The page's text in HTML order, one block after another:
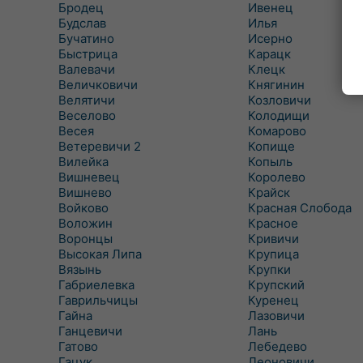
Бродец
Будслав
Бучатино
Быстрица
Валевачи
Величковичи
Велятичи
Веселово
Весея
Ветеревичи 2
Вилейка
Вишневец
Вишнево
Войково
Воложин
Воронцы
Высокая Липа
Вязынь
Габриелевка
Гаврильчицы
Гайна
Ганцевичи
Гатово
Ивенец
Илья
Исерно
Карацк
Клецк
Княгинин
Козловичи
Колодищи
Комарово
Копище
Копыль
Королево
Крайск
Красная Слобода
Красное
Кривичи
Крупица
Крупки
Крупский
Куренец
Лазовичи
Лань
Лебедево